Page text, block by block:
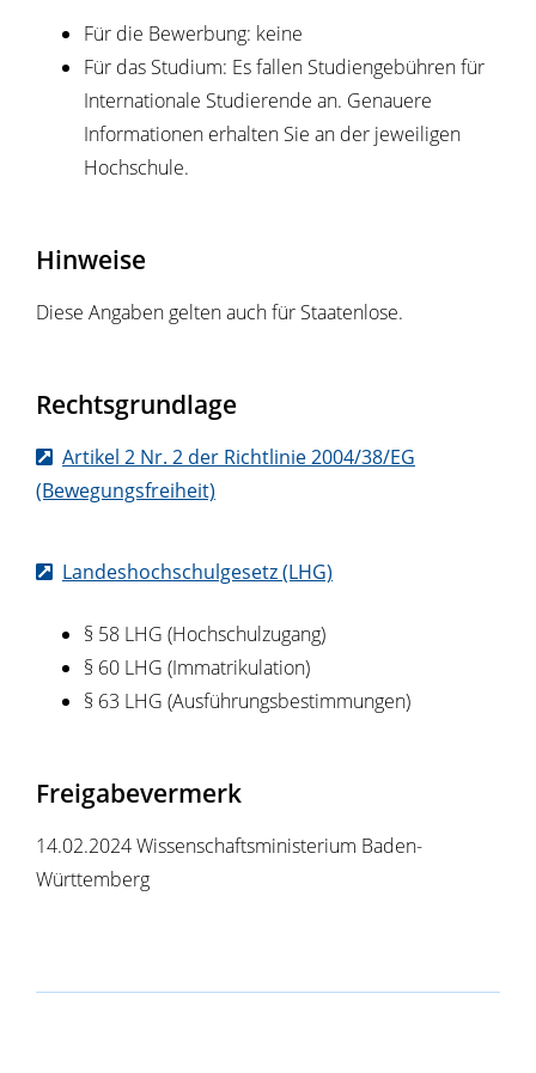
Für die Bewerbung: keine
Für das Studium: Es fallen Studiengebühren für
Internationale Studierende an. Genauere
Informationen erhalten Sie an der jeweiligen
Hochschule.
Hinweise
Diese Angaben gelten auch für Staatenlose.
Rechtsgrundlage
Artikel 2 Nr. 2 der Richtlinie 2004/38/EG
(Bewegungsfreiheit)
Landeshochschulgesetz (LHG)
§ 58 LHG (Hochschulzugang)
§ 60 LHG (Immatrikulation)
§ 63 LHG (Ausführungsbestimmungen)
Freigabevermerk
14.02.2024Wissenschaftsministerium Baden-
Württemberg